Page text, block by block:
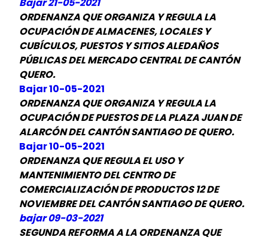
ORDENANZA QUE ORGANIZA Y REGULA LA
OCUPACIÓN DE ALMACENES, LOCALES Y
CUBÍCULOS, PUESTOS Y SITIOS ALEDAÑOS
PÚBLICAS DEL MERCADO CENTRAL DE CANTÓN
QUERO.
Bajar 10-05-2021
ORDENANZA QUE ORGANIZA Y REGULA LA
OCUPACIÓN DE PUESTOS DE LA PLAZA JUAN DE
ALARCÓN DEL CANTÓN SANTIAGO DE QUERO.
Bajar 10-05-2021
ORDENANZA QUE REGULA EL USO Y
MANTENIMIENTO DEL CENTRO DE
COMERCIALIZACIÓN DE PRODUCTOS 12 DE
NOVIEMBRE DEL CANTÓN SANTIAGO DE QUERO.
bajar 09-03-2021
SEGUNDA REFORMA A LA ORDENANZA QUE